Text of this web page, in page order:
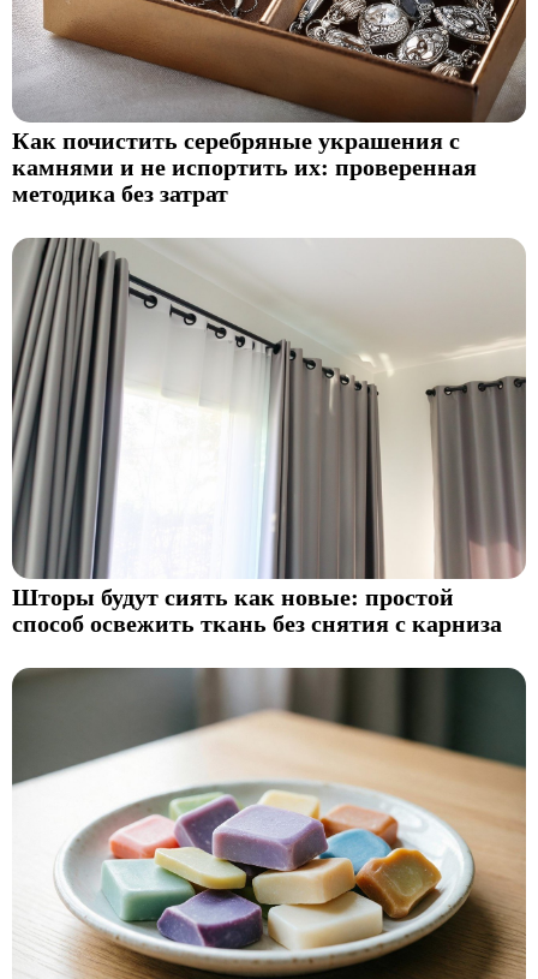
Как почистить серебряные украшения с
камнями и не испортить их: проверенная
методика без затрат
Шторы будут сиять как новые: простой
способ освежить ткань без снятия с карниза